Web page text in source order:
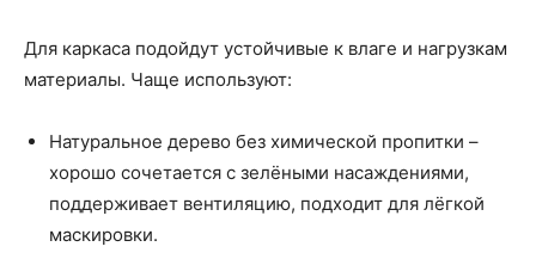
Для каркаса подойдут устойчивые к влаге и нагрузкам
материалы. Чаще используют:
Натуральное дерево без химической пропитки –
хорошо сочетается с зелёными насаждениями,
поддерживает вентиляцию, подходит для лёгкой
маскировки.